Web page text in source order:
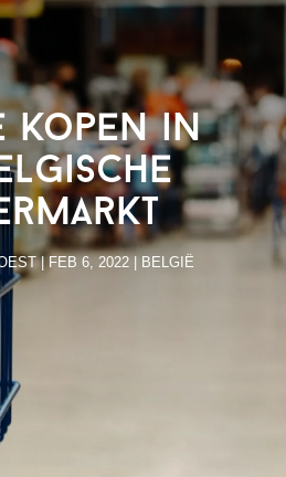
kopen in
| FEB 6, 2022| BELGIË